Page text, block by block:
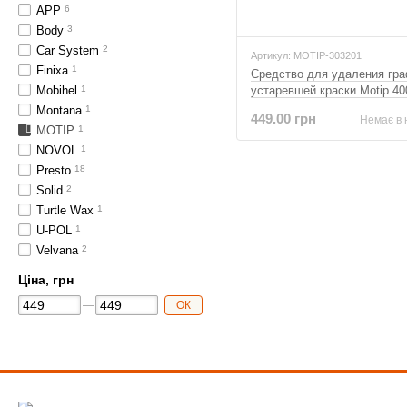
Артикул: MOTIP-303201
Средство для удаления
устаревшей краски Motip
449.00 грн Немає в
APP 6
Body 3
Car System 2
Finixa 1
Mobihel 1
Montana 1
MOTIP 1
NOVOL 1
Presto 18
Solid 2
Turtle Wax 1
U-POL 1
Velvana 2
Ціна, грн
ОК